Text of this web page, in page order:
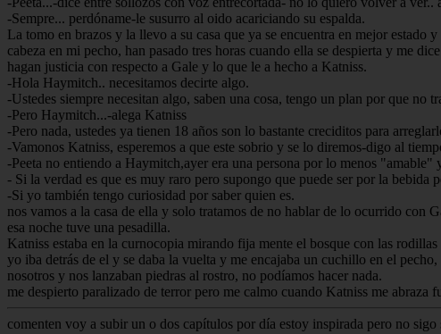
-Sempre... perdóname-le susurro al oido acariciando su espalda.
La tomo en brazos y la llevo a su casa que ya se encuentra en mejor
cabeza en mi pecho, han pasado tres horas cuando ella se despierta y me
hagan justicia con respecto a Gale y lo que le a hecho a Katniss.
-Hola Haymitch.. necesitamos decirte algo.
-Ustedes siempre necesitan algo, saben una cosa, tengo un plan por que
-Pero Haymitch...-alega Katniss
-Pero nada, ustedes ya tienen 18 años son lo bastante creciditos para
-Vamonos Katniss, esperemos a que este sobrio y se lo diremos-digo al
-Peeta no entiendo a Haymitch,ayer era una persona por lo menos
- Si la verdad es que es muy raro pero supongo que puede ser por la
-Si yo también tengo curiosidad por saber quien es.
nos vamos a la casa de ella y solo tratamos de no hablar de lo ocurrido
esa noche tuve una pesadilla.
Katniss estaba en la curnocopia mirando fija mente el bosque con las
yo iba detrás de el y se daba la vuelta y me encajaba un cuchillo en el
nosotros y nos lanzaban piedras al rostro, no podíamos hacer nada.
me despierto paralizado de terror pero me calmo cuando Katniss me abraza
comenten voy a subir un o dos capítulos por día estoy inspirada pero no sigo